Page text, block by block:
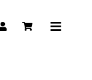
Toggle